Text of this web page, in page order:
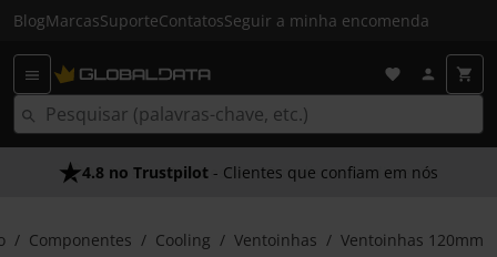
BlogMarcasSuporteContatosSeguir a minha encomenda
4.8 no Trustpilot - Clientes que confiam em nós
Componentes Cooling Ventoinhas Ventoinhas 120mm